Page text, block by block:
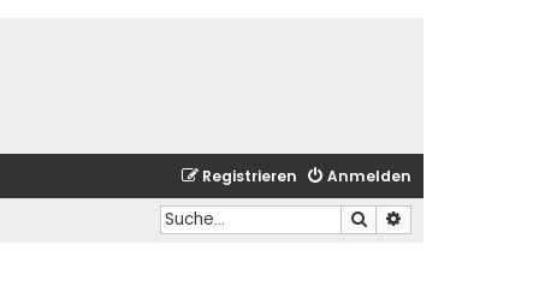
Anmelden
Registrieren
Suche